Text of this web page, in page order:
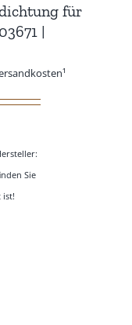
für
|
Sie
ist!